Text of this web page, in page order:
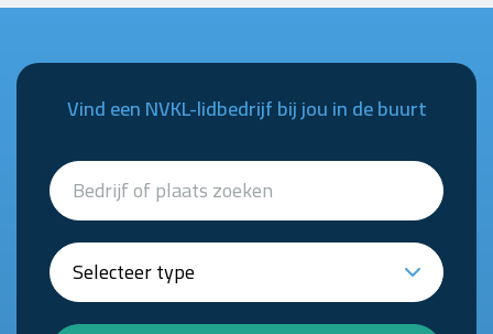
Vind een NVKL-lidbedrijf bij jou in de buurt